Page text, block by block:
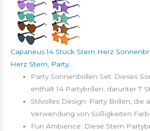
Capaneus 14 Stück Stern Herz
Herz Stern, Party...
Party Sonnenbrillen Set: Dieses
enthält 14 Partybrillen, darunter 7
Stilvolles Design: Party Brillen, die
Verwendung von Süßigkeiten
Fun Ambience: Diese Stern